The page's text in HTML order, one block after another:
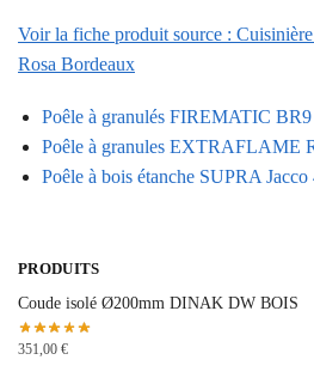
Voir la fiche produit source :
Rosa Bordeaux
Poêle à granulés FIREMATIC
Poêle à granules EXTRAFLAME
Poêle à bois étanche SUPRA
PRODUITS
Coude isolé Ø200mm DINAK DW BOIS
351,00 €